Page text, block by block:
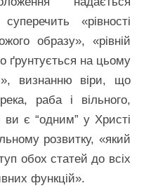
«рівності
образу», «рівній
ґрунтується на цьому
визнанню віри, що
раба і вільного,
ви є “одним” у Христі
розвитку, «який
обох статей до всіх
функцій».